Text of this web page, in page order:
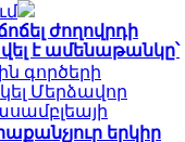
ժողովրդի
է ամենաթանկը՝
գործերի
Մերձավոր
երկիր